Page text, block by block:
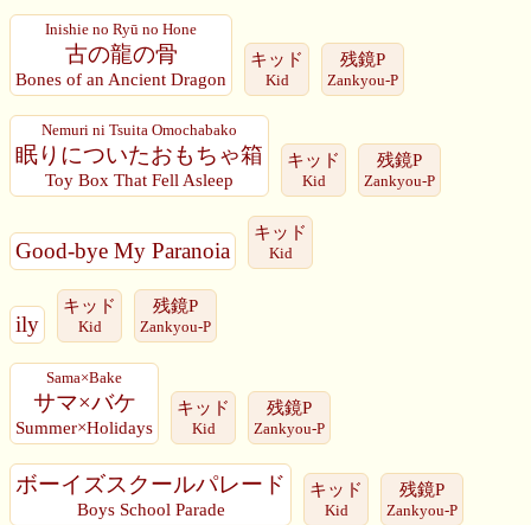
Inishie no Ryū no Hone
古の龍の骨
Bones of an Ancient Dragon
キッド
Kid
残鏡P
Zankyou-P
Nemuri ni Tsuita Omochabako
眠りについたおもちゃ箱
Toy Box That Fell Asleep
キッド
Kid
残鏡P
Zankyou-P
Good-bye My Paranoia
キッド
Kid
ily
キッド
Kid
残鏡P
Zankyou-P
Sama×Bake
サマ×バケ
Summer×Holidays
キッド
Kid
残鏡P
Zankyou-P
ボーイズスクールパレード
Boys School Parade
キッド
Kid
残鏡P
Zankyou-P